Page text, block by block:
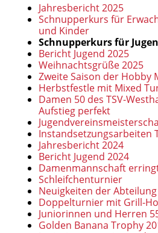
Jahresbericht 2025
Schnupperkurs für
und Kinder
Schnupperkurs für
Bericht Jugend 2025
Weihnachtsgrüße 2025
Zweite Saison der Hobby
Herbstfestle mit Mixed
Damen 50 des TSV-
Aufstieg perfekt
Instandsetzungsarbeiten
Jahresbericht 2024
Bericht Jugend 2024
Damenmannschaft
Schleifchenturnier
Neuigkeiten der
Doppelturnier mit Grill-
Juniorinnen und Herren
Golden Banana Trophy